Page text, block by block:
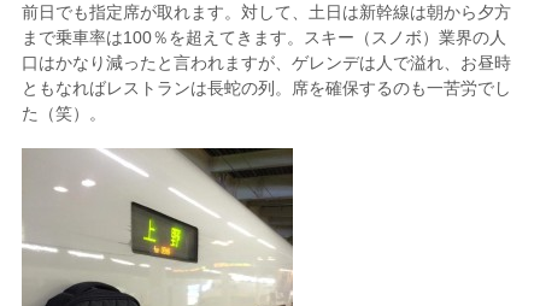
前日でも指定席が取れます。対して、土日は新幹線は朝から夕方
まで乗車率は100％を超えてきます。スキー（スノボ）業界の人
口はかなり減ったと言われますが、ゲレンデは人で溢れ、お昼時
ともなればレストランは長蛇の列。席を確保するのも一苦労でし
た（笑）。